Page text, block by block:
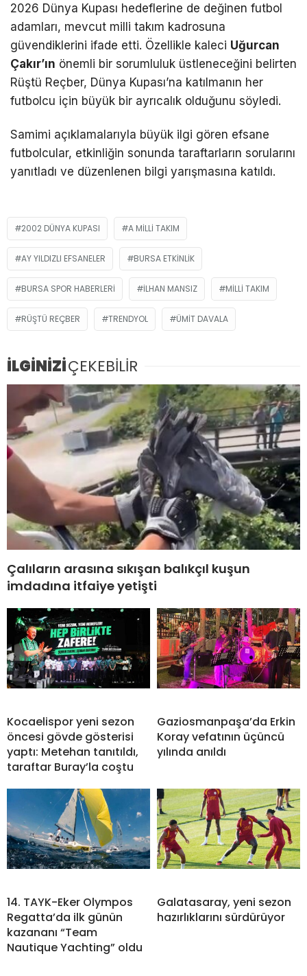
2026 Dünya Kupası hedeflerine de değinen futbol
adamları, mevcut milli takım kadrosuna
güvendiklerini ifade etti. Özellikle kaleci Uğurcan
Çakır’ın önemli bir sorumluluk üstleneceğini belirten
Rüştü Reçber, Dünya Kupası’na katılmanın her
futbolcu için büyük bir ayrıcalık olduğunu söyledi.
Samimi açıklamalarıyla büyük ilgi gören efsane
futbolcular, etkinliğin sonunda taraftarların sorularını
yanıtladı ve düzenlenen bilgi yarışmasına katıldı.
2002 DÜNYA KUPASI A MILLI TAKIM
AY YILDIZLI EFSANELER BURSA ETKINLIK
BURSA SPOR HABERLERI İLHAN MANSIZ MILLI TAKIM
RÜŞTÜ REÇBER TRENDYOL ÜMIT DAVALA
İLGİNİZİÇEKEBİLİR
Çalıların arasına sıkışan balıkçıl kuşun
imdadına itfaiye yetişti
Kocaelispor yeni sezon
öncesi gövde gösterisi
yaptı: Metehan tanıtıldı,
taraftar Buray’la coştu
Gaziosmanpaşa’da Erkin
Koray vefatının üçüncü
yılında anıldı
14. TAYK-Eker Olympos
Regatta’da ilk günün
kazananı “Team
Nautique Yachting” oldu
Galatasaray, yeni sezon
hazırlıklarını sürdürüyor